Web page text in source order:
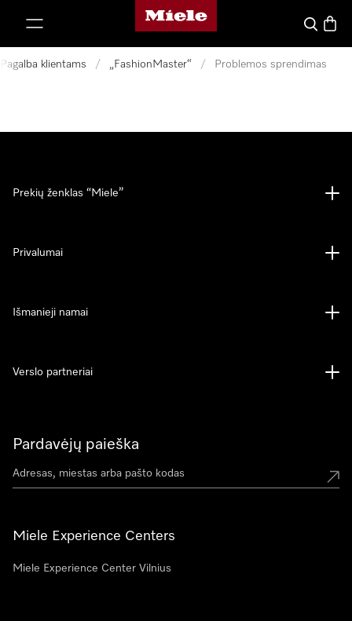
"Miele" pradžios tinklalapis
Paieška
Pagalba klientams / „FashionMaster“ / Problemos sprendimas
Pardavėjų paieška
Miele Experience Centers
Miele Experience Center Vilnius
Prekių ženklas “Miele”
Privalumai
Išmanieji namai
Verslo partneriai